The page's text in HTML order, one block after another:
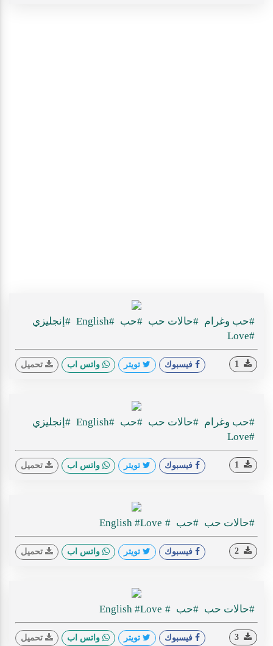
#حب وغرام #حالات حب #حب #English
#إنجليزي
#Love
فيسبوك تويتر واتس اب تحميل
#حب وغرام #حالات حب #حب #English
#إنجليزي
#Love
فيسبوك تويتر واتس اب تحميل
#حالات حب #حب #English
#Love
فيسبوك تويتر واتس اب تحميل
#حالات حب #حب #English
#Love
فيسبوك تويتر واتس اب تحميل